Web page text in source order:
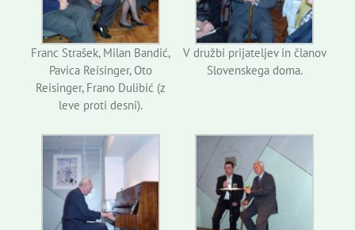
Franc Strašek, Milan Bandić,
Pavica Reisinger, Oto
Reisinger, Frano Dulibić (z
leve proti desni).
V družbi prijateljev in članov
Slovenskega doma.